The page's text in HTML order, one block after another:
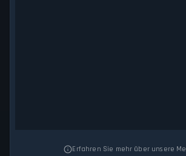
Erfahren Sie mehr über unsere